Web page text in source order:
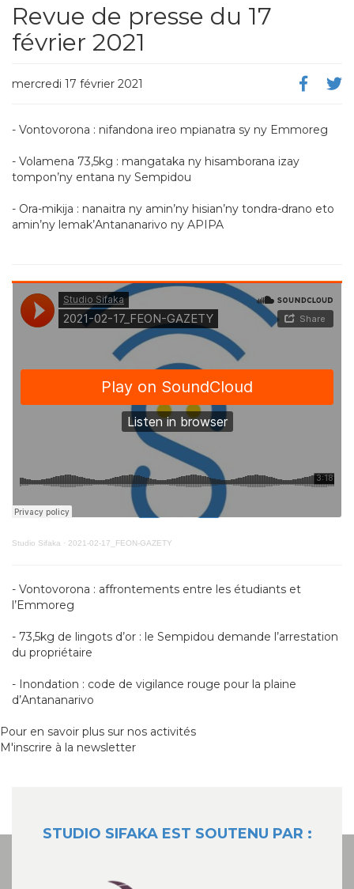
Revue de presse du 17
février 2021
mercredi 17 février 2021
- Vontovorona : nifandona ireo mpianatra sy ny Emmoreg
- Volamena 73,5kg : mangataka ny hisamborana izay
tompon’ny entana ny Sempidou
- Ora-mikija : nanaitra ny amin’ny hisian’ny tondra-drano eto
amin’ny lemak’Antananarivo ny APIPA
Studio Sifaka · 2021-02-17_FEON-GAZETY
- Vontovorona : affrontements entre les étudiants et
l’Emmoreg
- 73,5kg de lingots d’or : le Sempidou demande l’arrestation
du propriétaire
- Inondation : code de vigilance rouge pour la plaine
d’Antananarivo
Pour en savoir plus sur nos activités
M'inscrire à la newsletter
STUDIO SIFAKA EST SOUTENU PAR :